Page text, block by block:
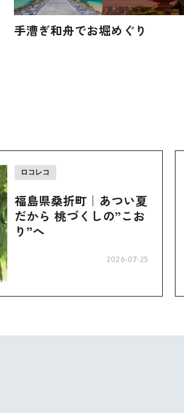
手漕ぎ和舟でお堀めぐり
ロコレコ
福島県桑折町｜あつい夏
だから 桃づくしの”こお
り”へ
2026-07-25